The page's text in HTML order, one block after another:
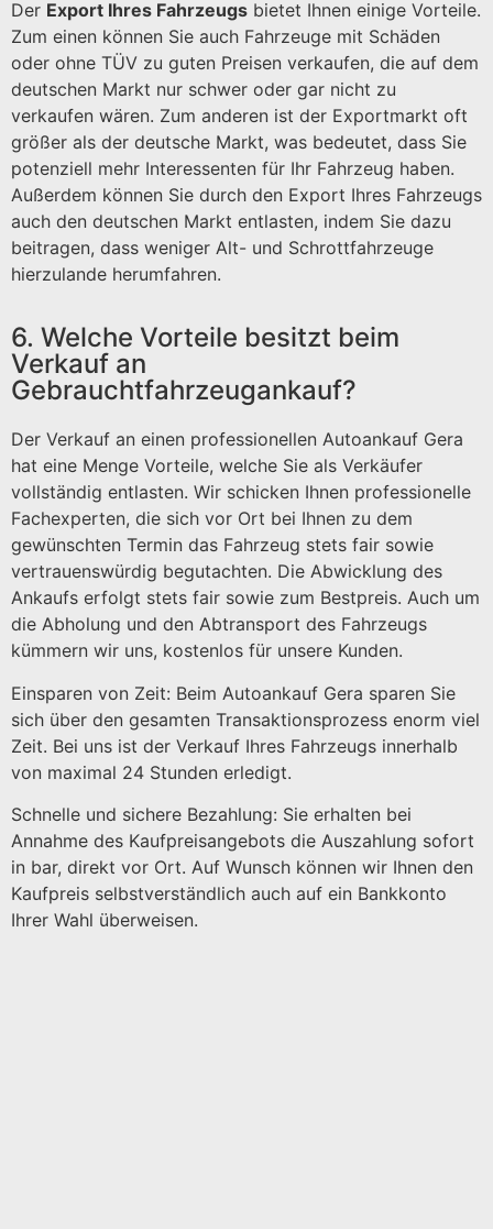
Der Export Ihres Fahrzeugs bietet Ihnen einige Vorteile.
Zum einen können Sie auch Fahrzeuge mit Schäden
oder ohne TÜV zu guten Preisen verkaufen, die auf dem
deutschen Markt nur schwer oder gar nicht zu
verkaufen wären. Zum anderen ist der Exportmarkt oft
größer als der deutsche Markt, was bedeutet, dass Sie
potenziell mehr Interessenten für Ihr Fahrzeug haben.
Außerdem können Sie durch den Export Ihres Fahrzeugs
auch den deutschen Markt entlasten, indem Sie dazu
beitragen, dass weniger Alt- und Schrottfahrzeuge
hierzulande herumfahren.
6. Welche Vorteile besitzt beim
Verkauf an
Gebrauchtfahrzeugankauf?
Der Verkauf an einen professionellen Autoankauf Gera
hat eine Menge Vorteile, welche Sie als Verkäufer
vollständig entlasten. Wir schicken Ihnen professionelle
Fachexperten, die sich vor Ort bei Ihnen zu dem
gewünschten Termin das Fahrzeug stets fair sowie
vertrauenswürdig begutachten. Die Abwicklung des
Ankaufs erfolgt stets fair sowie zum Bestpreis. Auch um
die Abholung und den Abtransport des Fahrzeugs
kümmern wir uns, kostenlos für unsere Kunden.
Einsparen von Zeit: Beim Autoankauf Gera sparen Sie
sich über den gesamten Transaktionsprozess enorm viel
Zeit. Bei uns ist der Verkauf Ihres Fahrzeugs innerhalb
von maximal 24 Stunden erledigt.
Schnelle und sichere Bezahlung: Sie erhalten bei
Annahme des Kaufpreisangebots die Auszahlung sofort
in bar, direkt vor Ort. Auf Wunsch können wir Ihnen den
Kaufpreis selbstverständlich auch auf ein Bankkonto
Ihrer Wahl überweisen.